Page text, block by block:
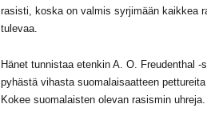
rasisti, koska on valmis syrjimään kaikkea
tulevaa.
Hänet tunnistaa etenkin A. O. Freudenthal -
pyhästä vihasta suomalaisaatteen
Kokee suomalaisten olevan rasismin uhreja.